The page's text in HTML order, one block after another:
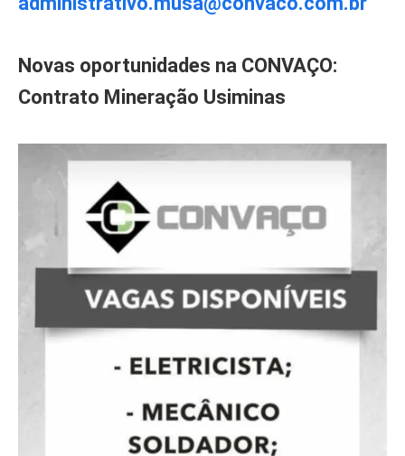
Novas oportunidades na CONVAÇO:
Contrato Mineração Usiminas